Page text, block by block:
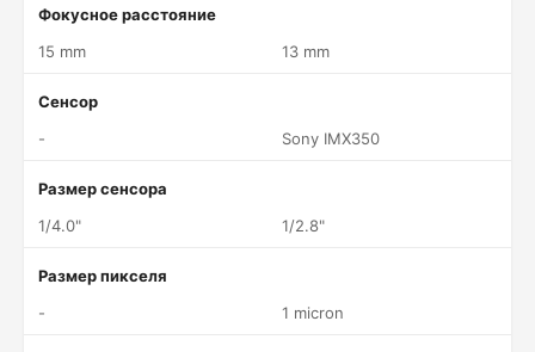
Фокусное расстояние
15 mm
13 mm
Сенсор
-
Sony IMX350
Размер сенсора
1/4.0"
1/2.8"
Размер пикселя
-
1 micron